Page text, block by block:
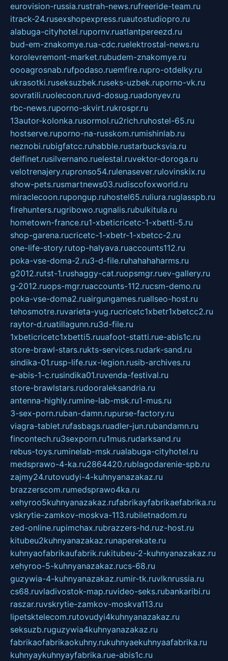
eurovision-russia.rustrah-news.rufreeride-team.ru
itrack-24.rusexshopexpress.ruautostudiopro.ru
alabuga-cityhotel.rupornv.ruatlantpereezd.ru
bud-em-znakomye.rua-cdc.ruelektrostal-news.ru
korolevremont-market.rubudem-znakomye.ru
oooagrosnab.rufpodaso.ruemfire.rupro-otdelky.ru
ukrasotki.ruseksuzbek.ruseks-uzbek.ruporno-vk.ru
sovratili.ruolecoon.ruvd-dosug.ruadonyev.ru
rbc-news.ruporno-skvirt.rukrospr.ru
13autor-kolonka.rusormol.ru2rich.ruhostel-65.ru
hostserve.ruporno-na-russkom.rumishinlab.ru
neznobi.rubigfatcc.ruhabble.rustarbucksvia.ru
delfinet.rusilvernano.ruelestal.ruvektor-doroga.ru
velotrenajery.rupronso54.rulenasever.rulovinskix.ru
show-pets.rusmartnews03.rudiscofoxworld.ru
miraclecoon.rupongup.ruhostel65.ruliura.ruglasspb.ru
firehunters.rugribowo.rugnalis.rubulkitula.ru
hometown-france.ru1-xbeticricetc-1-xbetti-5.ru
shop-garena.rucricetc-1-xbetr-1-xbetcc-2.ru
one-life-story.rutop-halyava.ruaccounts112.ru
poka-vse-doma-2.ru3-d-file.ruhahahaharms.ru
g2012.rutst-1.rushaggy-cat.ruopsmgr.ruev-gallery.ru
g-2012.ruops-mgr.ruaccounts-112.rucsm-demo.ru
poka-vse-doma2.ruairgungames.ruallseo-host.ru
tehosmotre.ruvarieta-yug.rucricetc1xbetr1xbetcc2.ru
raytor-d.ruatillagunn.ru3d-file.ru
1xbeticricetc1xbetti5.ruuafoot-statti.rue-abis1c.ru
store-brawl-stars.rukts-services.rudark-sand.ru
sindika-01.rusp-life.rux-legion.rusib-archives.ru
e-abis-1-c.rusindika01.ruvenda-festival.ru
store-brawlstars.rudooraleksandria.ru
antenna-highly.rumine-lab-msk.ru1-mus.ru
3-sex-porn.ruban-damn.rupurse-factory.ru
viagra-tablet.rufasbags.ruadler-jun.rubandamn.ru
fincontech.ru3sexporn.ru1mus.rudarksand.ru
rebus-toys.ruminelab-msk.rualabuga-cityhotel.ru
medsprawo-4-ka.ru2864420.rublagodarenie-spb.ru
zajmy24.rutovudyi-4-kuhnyanazakaz.ru
brazzerscom.rumedsprawo4ka.ru
xehyroo5kuhnyanazakaz.rufabrikayfabrikaefabrika.ru
vskrytie-zamkov-moskva-113.rubiletnadom.ru
zed-online.rupimchax.rubrazzers-hd.ruz-host.ru
kitubeu2kuhnyanazakaz.runaperekate.ru
kuhnyaofabrikaufabrik.rukitubeu-2-kuhnyanazakaz.ru
xehyroo-5-kuhnyanazakaz.rucs-68.ru
guzywia-4-kuhnyanazakaz.rumir-tk.ruvlknrussia.ru
cs68.ruvladivostok-map.ruvideo-seks.rubankaribi.ru
raszar.ruvskrytie-zamkov-moskva113.ru
lipetsktelecom.rutovudyi4kuhnyanazakaz.ru
seksuzb.ruguzywia4kuhnyanazakaz.ru
fabrikaofabrikaokuhny.rukuhnyaekuhnyaafabrika.ru
kuhnyaykuhnyayfabrika.rue-abis1c.ru